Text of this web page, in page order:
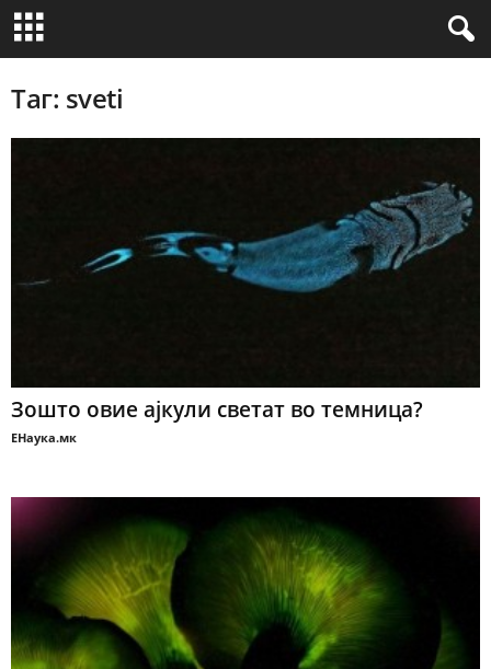
Таг: sveti
Зошто овие ајкули светат во темница?
ЕНаука.мк